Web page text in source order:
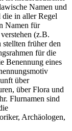
Namen und
die in aller Regel
Namen für
(z.B.
früher den
für die
Benennung eines
über
über Flora und
Flurnamen sind
Archäologen,